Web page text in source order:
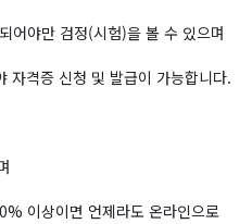
어야만 검정(시험)을 볼 수 있으며
자격증 신청 및 발급이 가능합니다.
이상이면 언제라도 온라인으로